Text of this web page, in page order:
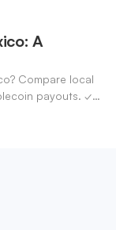
A
Compare local
payouts. ✓